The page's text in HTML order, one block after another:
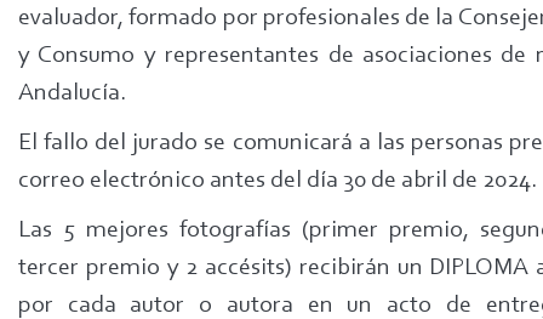
evaluador, formado por profesionales de la
y Consumo y representantes de asociaciones de
Andalucía.
El fallo del jurado se comunicará a las personas
correo electrónico antes del día 30 de abril de 2024.
Las 5 mejores fotografías (primer premio,
tercer premio y 2 accésits) recibirán un DIPLOMA
por cada autor o autora en un acto de